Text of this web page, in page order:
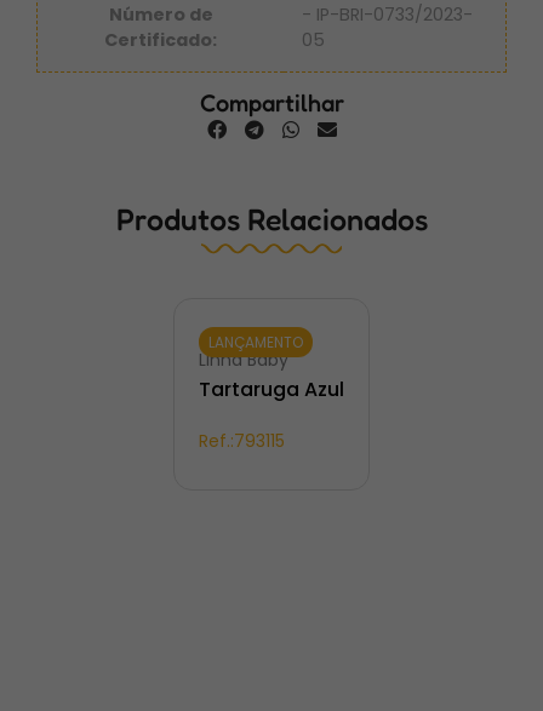
Número de
Certificado:
- IP-BRI-0733/2023-
05
Compartilhar
Produtos Relacionados
LANÇAMENTO
Linha Baby
Tartaruga Azul
Ref.:793115